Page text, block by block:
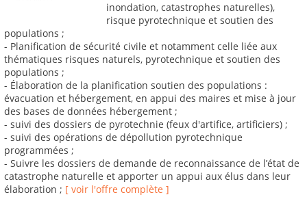
inondation, catastrophes naturelles),
risque pyrotechnique et soutien des
populations ;
- Planification de sécurité civile et notamment celle liée aux
thématiques risques naturels, pyrotechnique et soutien des
populations ;
- Élaboration de la planification soutien des populations :
évacuation et hébergement, en appui des maires et mise à jour
des bases de données hébergement ;
- suivi des dossiers de pyrotechnie (feux d'artifice, artificiers) ;
- suivi des opérations de dépollution pyrotechnique
programmées ;
- Suivre les dossiers de demande de reconnaissance de l’état de
catastrophe naturelle et apporter un appui aux élus dans leur
élaboration ; [ voir l'offre complète ]